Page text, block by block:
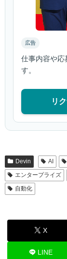
広告
仕事内容や応
す。
リ
Devin AI
エンタープライズ
自動化
X
LINE